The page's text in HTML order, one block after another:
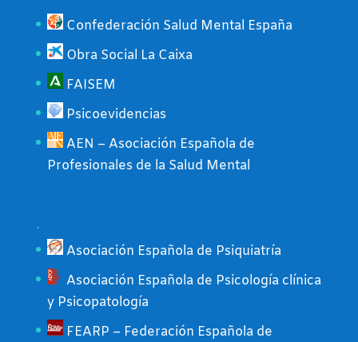
Confederación Salud Mental España
Obra Social La Caixa
FAISEM
Psicoevidencias
AEN – Asociación Española de
Profesionales de la Salud Mental
.
Asociación Española de Psiquiatría
Asociación Española de Psicología clínica
y Psicopatología
FEARP – Federación Española de